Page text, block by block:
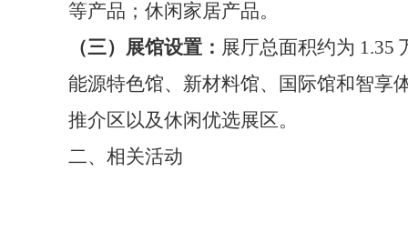
等产品；休闲家居产品。
（三）展馆设置： 展厅总面积约为 1.35
能源特色馆、新材料馆、国际馆和智享
推介区以及休闲优选展区。
二、相关活动